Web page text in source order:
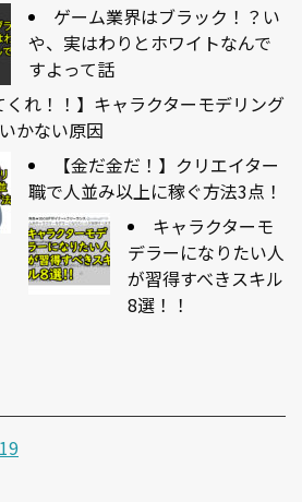
ゲーム業界はブラック！？い
や、実はわりとホワイトなんで
すよって話
くれ！！】キャラクターモデリング
かない原因
【金だ金だ！】クリエイター
職で人並み以上に稼ぐ方法3点！
キャラクターモ
デラーになりたい人
が習得すべきスキル
8選！！